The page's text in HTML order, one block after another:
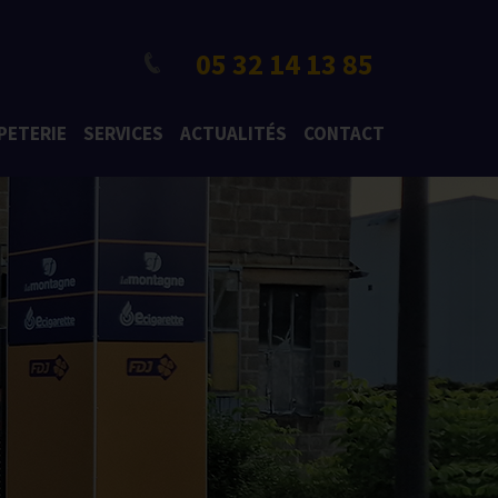
05 32 14 13 85
SERVICES ACTUALITÉS CONTACT